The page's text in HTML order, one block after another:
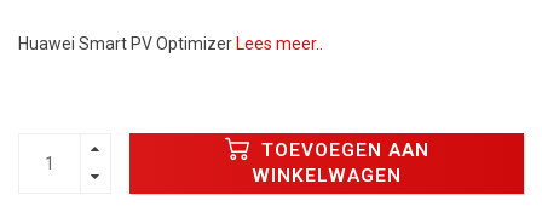
Huawei Smart PV Optimizer Lees meer..
TOEVOEGEN AAN
WINKELWAGEN